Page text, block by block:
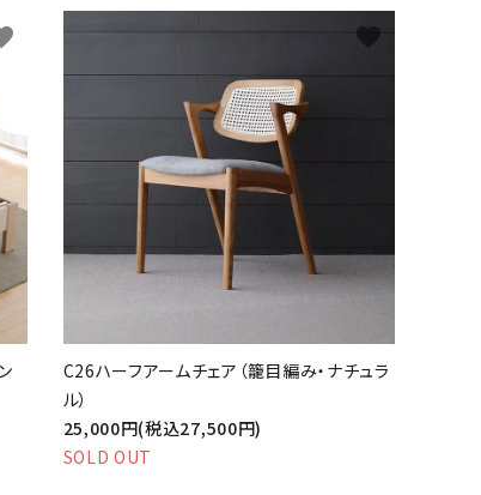
C26ハーフアームチェア（籠目編み・ナチュラ
ル）
25,000円(税込27,500円)
SOLD OUT
favorite